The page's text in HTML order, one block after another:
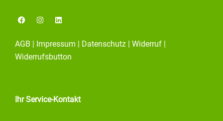
F
a
e
b
o
o
I
n
a
g
r
L
i
e
d
i
AGB Impressum Datenschutz Widerruf
Widerrufsbutton
Ihr Service-Kontakt